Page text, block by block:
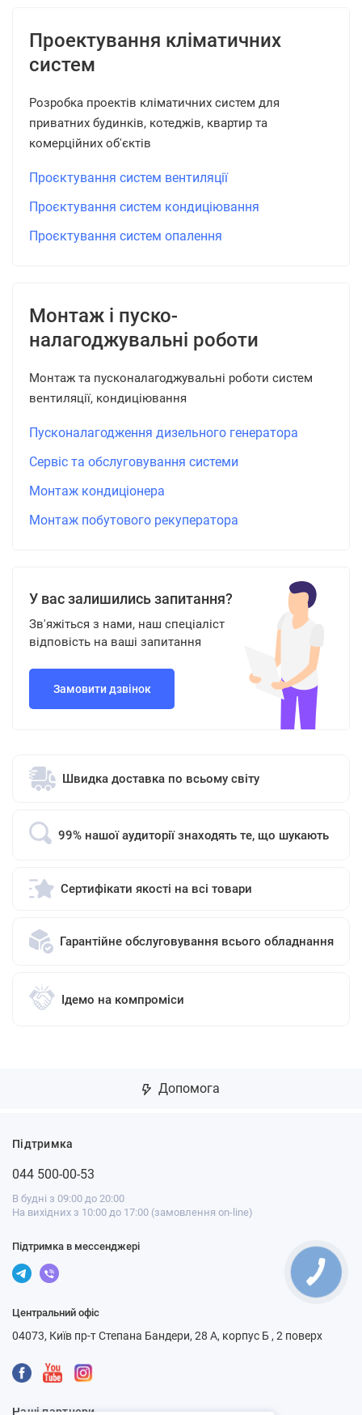
Проектування кліматичних
систем
Розробка проектів кліматичних систем для
приватних будинків, котеджів, квартир та
комерційних об'єктів
Проєктування систем вентиляції
Проєктування систем кондиціювання
Проєктування систем опалення
Монтаж і пуско-
налагоджувальні роботи
Монтаж та пусконалагоджувальні роботи систем
вентиляції, кондиціювання
Пусконалагодження дизельного генератора
Сервіс та обслуговування системи
Монтаж кондиціонера
Монтаж побутового рекуператора
У вас залишились запитання?
Зв'яжіться з нами, наш спеціаліст
відповість на ваші запитання
Замовити дзвінок
Швидка доставка по всьому світу
99% нашої аудиторії знаходять те, що шукають
Сертифікати якості на всі товари
Гарантійне обслуговування всього обладнання
Ідемо на компроміси
Допомога
Підтримка
044 500-00-53
В будні з 09:00 до 20:00
На вихідних з 10:00 до 17:00 (замовлення on-line)
Підтримка в мессенджері
Центральний офіс
04073, Київ пр-т Степана Бандери, 28 А, корпус Б , 2 поверх
Наші партнери